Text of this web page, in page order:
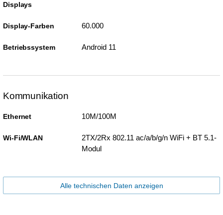
Displays
Display-Farben 60.000
Betriebssystem Android 11
Kommunikation
Ethernet 10M/100M
Wi-Fi/WLAN
2TX/2Rx 802.11 ac/a/b/g/n WiFi + BT 5.1-
Modul
Alle technischen Daten anzeigen